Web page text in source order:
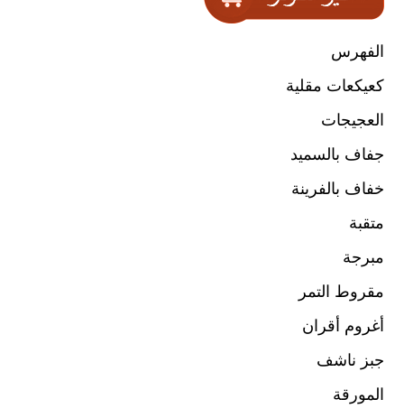
الفهرس
كعيكعات مقلية
العجيجات
جفاف بالسميد
خفاف بالفرينة
متقبة
مبرجة
مقروط التمر
أغروم أقران
جبز ناشف
المورقة